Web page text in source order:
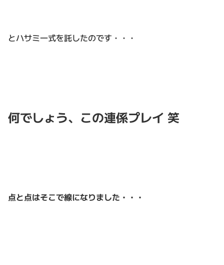
とハサミ一式を託したのです・・・
何でしょう、この連係プレイ 笑
点と点はそこで線になりました・・・